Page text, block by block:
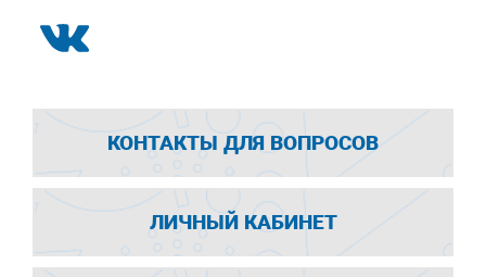
КОНТАКТЫ ДЛЯ ВОПРОСОВ
ЛИЧНЫЙ КАБИНЕТ